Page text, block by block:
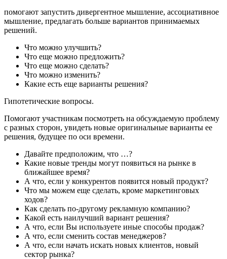
помогают запустить дивергентное мышление, ассоциативное
мышление, предлагать больше вариантов принимаемых
решений.
Что можно улучшить?
Что еще можно предложить?
Что еще можно сделать?
Что можно изменить?
Какие есть еще варианты решения?
Гипотетические вопросы.
Помогают участникам посмотреть на обсуждаемую проблему
с разных сторон, увидеть новые оригинальные варианты ее
решения, будущее по оси времени.
Давайте предположим, что …?
Какие новые тренды могут появиться на рынке в
ближайшее время?
А что, если у конкурентов появится новый продукт?
Что мы можем еще сделать, кроме маркетинговых
ходов?
Как сделать по-другому рекламную компанию?
Какой есть наилучший вариант решения?
А что, если Вы используете иные способы продаж?
А что, если сменить состав менеджеров?
А что, если начать искать новых клиентов, новый
сектор рынка?